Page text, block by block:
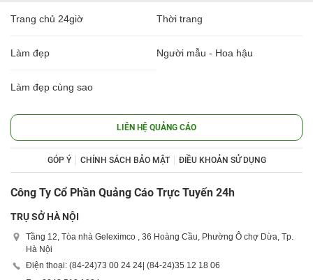
Trang chủ 24giờ Thời trang
Làm đẹp Người mẫu - Hoa hậu
Làm đẹp cùng sao
LIÊN HỆ QUẢNG CÁO
GÓP Ý CHÍNH SÁCH BẢO MẬT ĐIỀU KHOẢN SỬ DỤNG
Công Ty Cổ Phần Quảng Cáo Trực Tuyến 24h
TRỤ SỞ HÀ NỘI
Tầng 12, Tòa nhà Geleximco , 36 Hoàng Cầu, Phường Ô chợ Dừa, Tp.
Hà Nội
Điện thoại: (84-24)73 00 24 24| (84-24)35 12 18 06